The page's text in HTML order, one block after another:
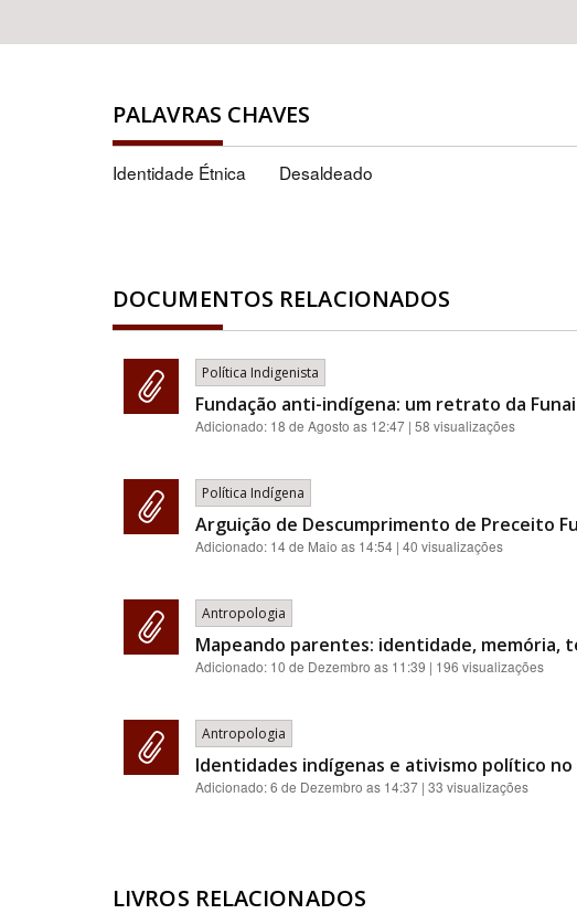
PALAVRAS CHAVES
Identidade Étnica Desaldeado
DOCUMENTOS RELACIONADOS
Política Indigenista
Fundação anti-indígena: um retrato da
Adicionado: 18 de Agosto as 12:47 | 58 visualizações
Política Indígena
Arguição de Descumprimento de Preceito
Adicionado: 14 de Maio as 14:54 | 40 visualizações
Antropologia
Mapeando parentes: identidade, memória,
Adicionado: 10 de Dezembro as 11:39 | 196 visualizações
Antropologia
Identidades indígenas e ativismo político
Adicionado:6 de Dezembro as 14:37 | 33 visualizações
LIVROS RELACIONADOS